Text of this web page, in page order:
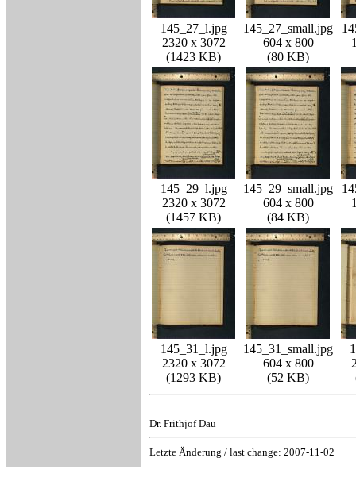
145_27_l.jpg
2320 x 3072
(1423 KB)
145_27_small.jpg
604 x 800
(80 KB)
145_29_l.jpg
2320 x 3072
(1457 KB)
145_29_small.jpg
604 x 800
(84 KB)
145_31_l.jpg
2320 x 3072
(1293 KB)
145_31_small.jpg
604 x 800
(52 KB)
Dr. Frithjof Dau
Letzte Änderung / last change: 2007-11-02